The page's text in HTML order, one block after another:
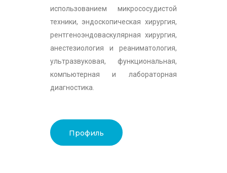
использованием микрососудистой
техники, эндоскопическая хирургия,
рентгеноэндоваскулярная хирургия,
анестезиология и реаниматология,
ультразвуковая, функциональная,
компьютерная и лабораторная
диагностика.
Профиль